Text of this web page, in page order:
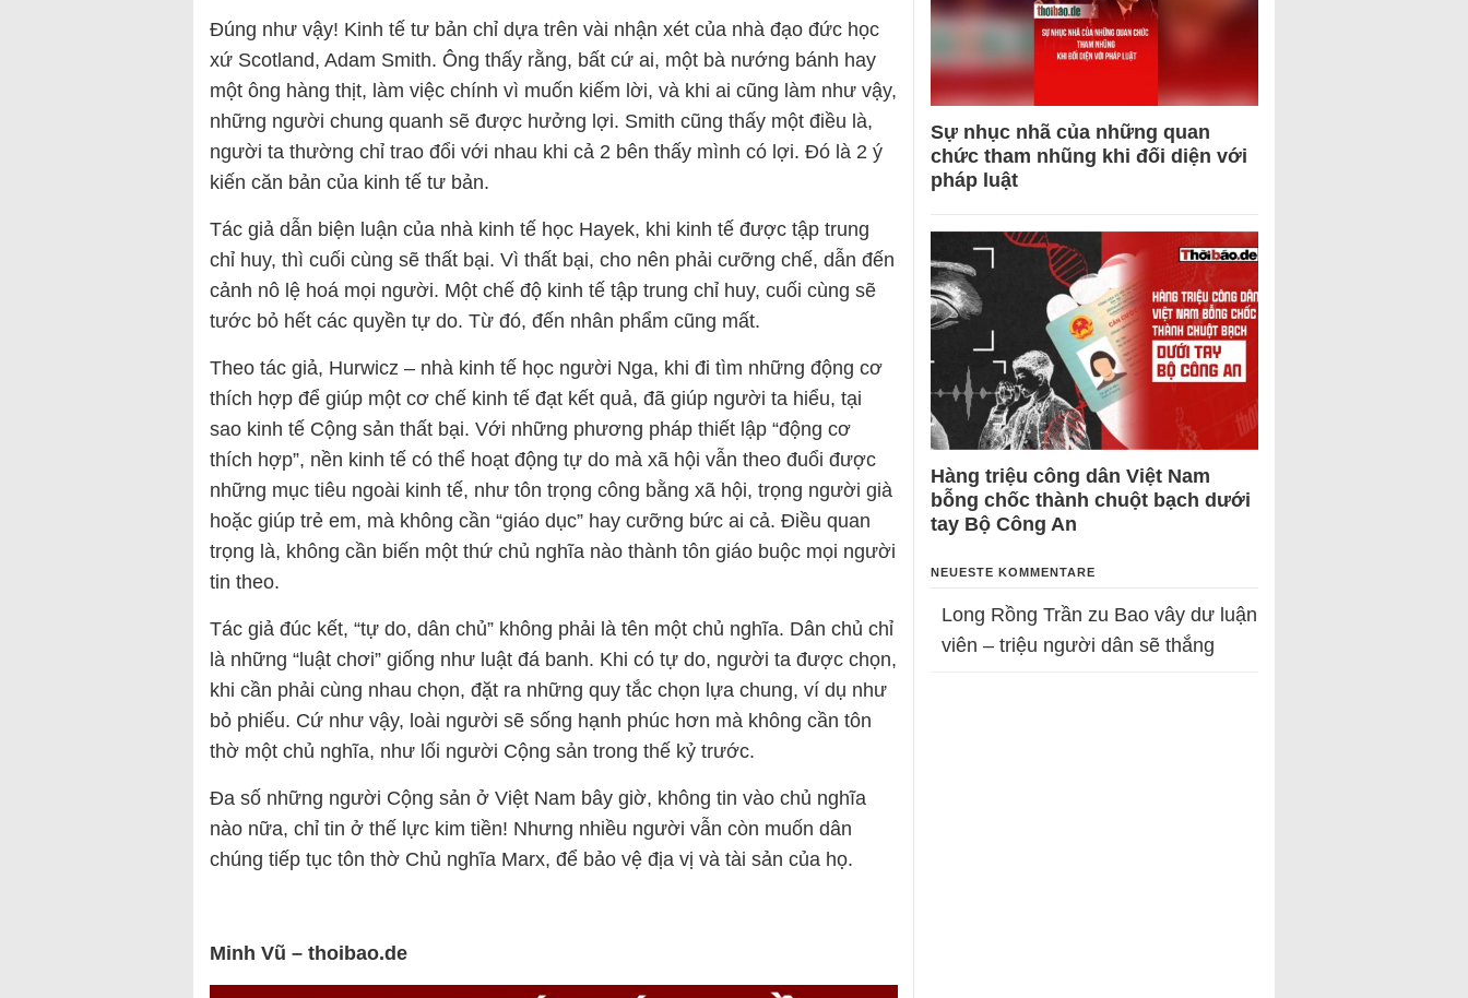
Đúng như vậy! Kinh tế tư bản chỉ dựa trên vài nhận xét của nhà đạo đức học
xứ Scotland, Adam Smith. Ông thấy rằng, bất cứ ai, một bà nướng bánh hay
một ông hàng thịt, làm việc chính vì muốn kiếm lời, và khi ai cũng làm như vậy,
những người chung quanh sẽ được hưởng lợi. Smith cũng thấy một điều là,
người ta thường chỉ trao đổi với nhau khi cả 2 bên thấy mình có lợi. Đó là 2 ý
kiến căn bản của kinh tế tư bản.
Tác giả dẫn biện luận của nhà kinh tế học Hayek, khi kinh tế được tập trung
chỉ huy, thì cuối cùng sẽ thất bại. Vì thất bại, cho nên phải cưỡng chế, dẫn đến
cảnh nô lệ hoá mọi người. Một chế độ kinh tế tập trung chỉ huy, cuối cùng sẽ
tước bỏ hết các quyền tự do. Từ đó, đến nhân phẩm cũng mất.
Theo tác giả, Hurwicz – nhà kinh tế học người Nga, khi đi tìm những động cơ
thích hợp để giúp một cơ chế kinh tế đạt kết quả, đã giúp người ta hiểu, tại
sao kinh tế Cộng sản thất bại. Với những phương pháp thiết lập “động cơ
thích hợp”, nền kinh tế có thể hoạt động tự do mà xã hội vẫn theo đuổi được
những mục tiêu ngoài kinh tế, như tôn trọng công bằng xã hội, trọng người già
hoặc giúp trẻ em, mà không cần “giáo dục” hay cưỡng bức ai cả. Điều quan
trọng là, không cần biến một thứ chủ nghĩa nào thành tôn giáo buộc mọi người
tin theo.
Tác giả đúc kết, “tự do, dân chủ” không phải là tên một chủ nghĩa. Dân chủ chỉ
là những “luật chơi” giống như luật đá banh. Khi có tự do, người ta được chọn,
khi cần phải cùng nhau chọn, đặt ra những quy tắc chọn lựa chung, ví dụ như
bỏ phiếu. Cứ như vậy, loài người sẽ sống hạnh phúc hơn mà không cần tôn
thờ một chủ nghĩa, như lối người Cộng sản trong thế kỷ trước.
Đa số những người Cộng sản ở Việt Nam bây giờ, không tin vào chủ nghĩa
nào nữa, chỉ tin ở thế lực kim tiền! Nhưng nhiều người vẫn còn muốn dân
chúng tiếp tục tôn thờ Chủ nghĩa Marx, để bảo vệ địa vị và tài sản của họ.
Minh Vũ – thoibao.de
Sự nhục nhã của những quan
chức tham nhũng khi đối diện với
pháp luật
Hàng triệu công dân Việt Nam
bỗng chốc thành chuột bạch dưới
tay Bộ Công An
NEUESTE KOMMENTARE
Long Rồng Trần zu Bao vây dư luận
viên – triệu người dân sẽ thắng